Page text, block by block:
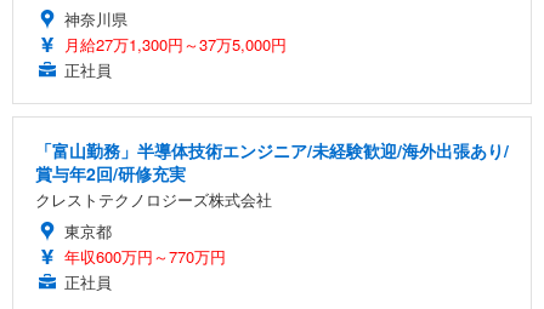
神奈川県
月給27万1,300円～37万5,000円
正社員
「富山勤務」半導体技術エンジニア/未経験歓迎/海外出張あり/
賞与年2回/研修充実
クレストテクノロジーズ株式会社
東京都
年収600万円～770万円
正社員